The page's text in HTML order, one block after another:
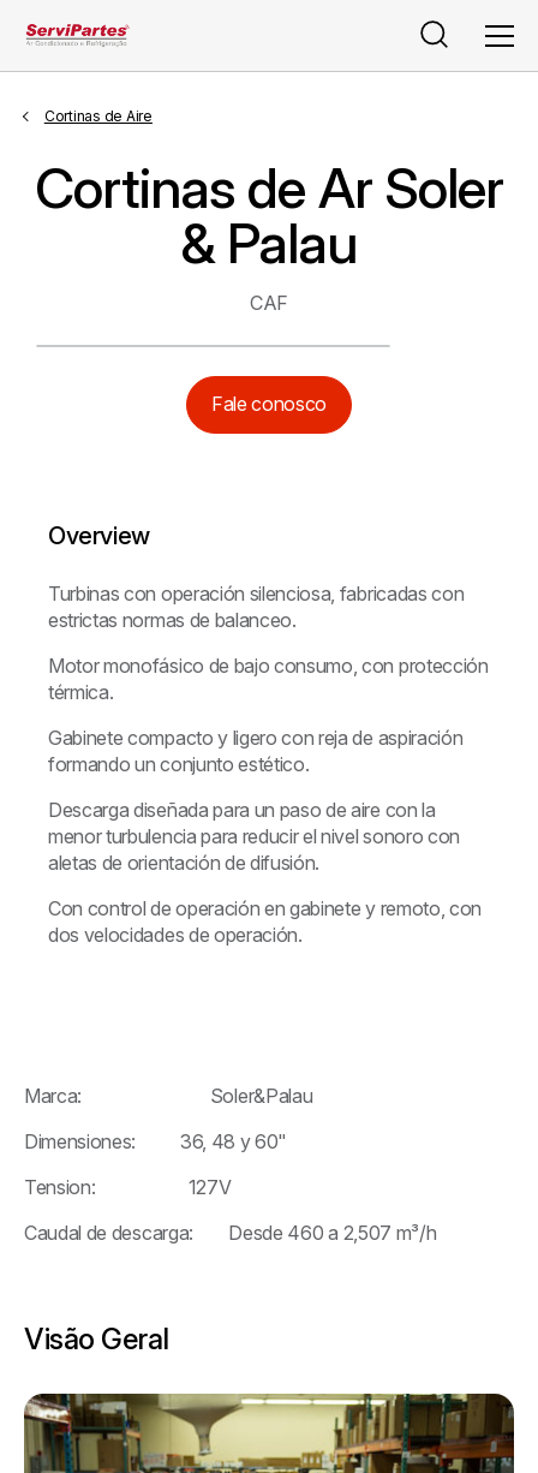
Pesquisar
Cortinas de Aire
Cortinas de Ar Soler
& Palau
CAF
Fale conosco
Overview
Turbinas con operación silenciosa, fabricadas con
estrictas normas de balanceo.
Motor monofásico de bajo consumo, con protección
térmica.
Gabinete compacto y ligero con reja de aspiración
formando un conjunto estético.
Descarga diseñada para un paso de aire con la
menor turbulencia para reducir el nivel sonoro con
aletas de orientación de difusión.
Con control de operación en gabinete y remoto, con
dos velocidades de operación.
Marca: Soler&Palau
Dimensiones: 36, 48 y 60"
Tension: 127V
Caudal de descarga: Desde 460 a 2,507 m³/h
Visão Geral